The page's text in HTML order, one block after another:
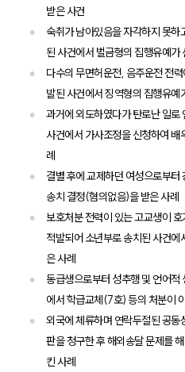
구성
증거조사
소식/
공지
법률
법률
뉴스레터/
세
대륜법률
대륜법률
받은 사건
숙취가 남아있음을 자각하지 못
된 사건에서 벌금형의 집행유예가
다수의 무면허운전, 음주운전 전
발된 사건에서 징역형의 집행유예
과거에 외도하였다가 탄로난 일
사건에서 가사조정을 신청하여
례
결별 후에 교제하던 여성으로부
송치 결정(혐의없음)을 받은 사례
보호처분 전력이 있는 고교생이
적발되어 소년부로 송치된 사건
은 사례
동급생으로부터 성추행 및 언어
에서 학급교체(7호) 등의 처분이
외국에 체류하며 연락두절된 공
판을 청구한 후 해외송달 문제를
킨 사례